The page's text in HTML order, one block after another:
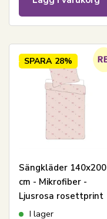
SPARA 28%
Sängkläder 140x200
cm - Mikrofiber -
Ljusrosa rosettprint
I lager